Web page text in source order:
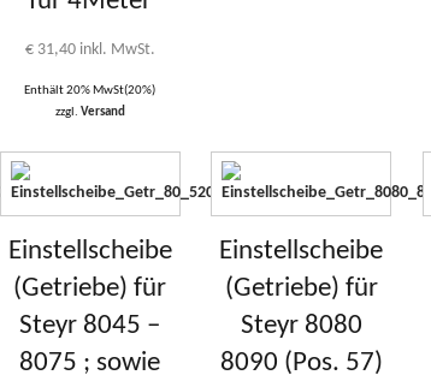
€31,40 inkl. MwSt.
Enthält 20% MwSt(20%)
zzgl. Versand
Einstellscheibe
(Getriebe) für
Steyr 8045 –
8075 ; sowie
Einstellscheibe
(Getriebe) für
Steyr 8080
8090 (Pos. 57)